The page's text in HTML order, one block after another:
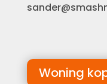
Woning